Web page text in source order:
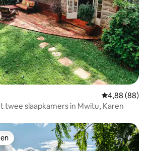
Gemiddelde
4,88 (88)
twee slaapkamers in Mwitu, Karen